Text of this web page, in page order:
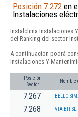
Posición 7.272 en
Instalaciones
Instalclima Instalaciones
del Ranking del sector
A continuación podrá
Instalaciones Y
Posición
Sector
Nombre
7.267 BELLO
7.268 VIA BIT SL.